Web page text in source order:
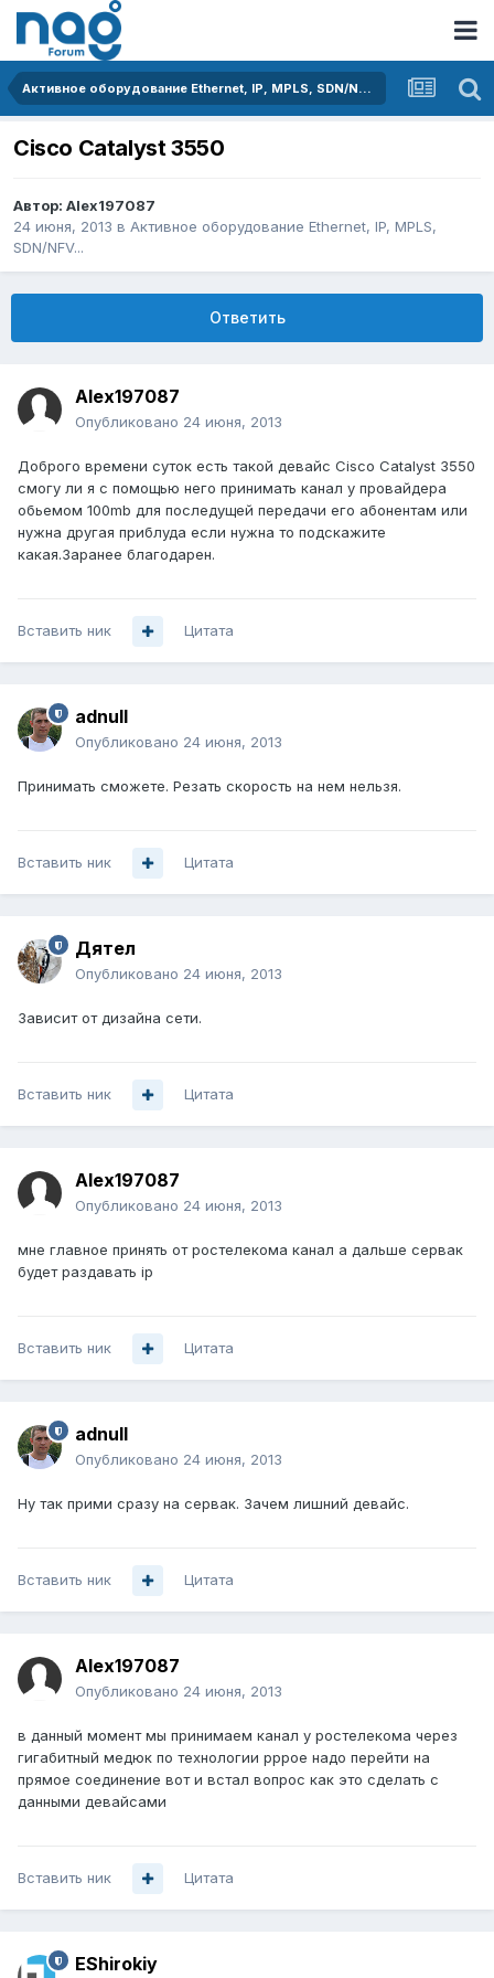
Активное оборудование Ethernet, IP, MPLS, SDN/NFV...
Cisco Catalyst 3550
Автор: Alex197087
24 июня, 2013 в Активное оборудование Ethernet, IP, MPLS,
SDN/NFV...
Ответить
Alex197087
Опубликовано 24 июня, 2013
Доброго времени суток есть такой девайс Cisco Catalyst 3550
смогу ли я с помощью него принимать канал у провайдера
обьемом 100mb для последущей передачи его абонентам или
нужна другая приблуда если нужна то подскажите
какая.Заранее благодарен.
Вставить ник Цитата
adnull
Опубликовано 24 июня, 2013
Принимать сможете. Резать скорость на нем нельзя.
Вставить ник Цитата
Дятел
Опубликовано 24 июня, 2013
Зависит от дизайна сети.
Вставить ник Цитата
Alex197087
Опубликовано 24 июня, 2013
мне главное принять от ростелекома канал а дальше сервак
будет раздавать ip
Вставить ник Цитата
adnull
Опубликовано 24 июня, 2013
Ну так прими сразу на сервак. Зачем лишний девайс.
Вставить ник Цитата
Alex197087
Опубликовано 24 июня, 2013
в данный момент мы принимаем канал у ростелекома через
гигабитный медюк по технологии pppoe надо перейти на
прямое соединение вот и встал вопрос как это сделать с
данными девайсами
Вставить ник Цитата
EShirokiy